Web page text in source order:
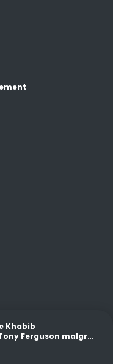
Khabib
Ferguson malgré